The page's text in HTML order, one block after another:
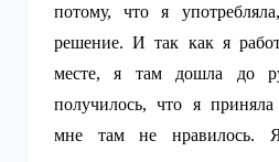
потому, что я
решение. И так как я
месте, я там дошла до
получилось, что я
мне там не нравилось.